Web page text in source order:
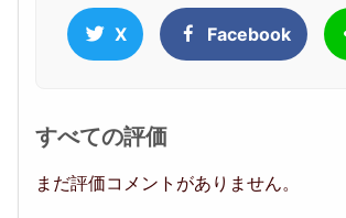
X Facebook
すべての評価
まだ評価コメントがありません。